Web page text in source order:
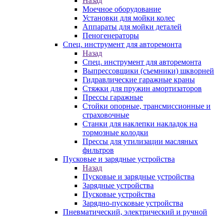
Моечное оборудование
Установки для мойки колес
Аппараты для мойки деталей
Пеногенераторы
Спец. инструмент для авторемонта
Назад
Спец. инструмент для авторемонта
Выпрессовщики (съемники) шкворней
Гидравлические гаражные краны
Стяжки для пружин амортизаторов
Прессы гаражные
Стойки опорные, трансмиссионные и
страховочные
Станки для наклепки накладок на
тормозные колодки
Прессы для утилизации масляных
фильтров
Пусковые и зарядные устройства
Назад
Пусковые и зарядные устройства
Зарядные устройства
Пусковые устройства
Зарядно-пусковые устройства
Пневматический, электрический и ручной